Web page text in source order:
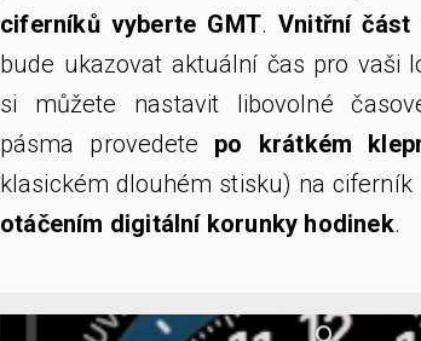
ciferníků vyberte GMT.Vnitřní část
bude ukazovat aktuální čas pro vaši
si můžete nastavit libovolné
pásma provedete po krátkém
klasickém dlouhém stisku) na ciferník
otáčením digitální korunky hodinek.